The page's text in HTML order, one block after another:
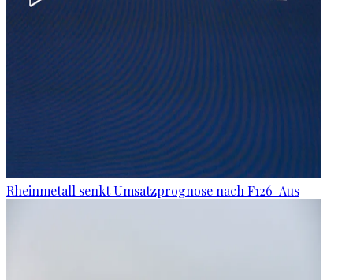
Rheinmetall senkt Umsatzprognose nach F126-Aus